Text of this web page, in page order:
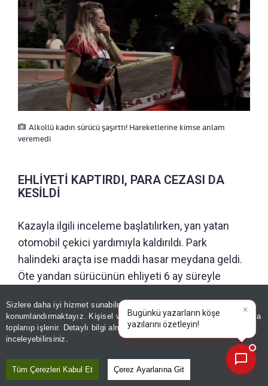
Sizlere daha iyi hizmet sunabilmek adına sitemizde
konumlandırmaktayız. Kişisel verileriniz, KVKK ve GDPR kapsamında
toplanıp işlenir. Detaylı bilgi almak içinAydınlatma Metnimizi
inceleyebilirsiniz.
Tüm Çerezleri Kabul Et Çerez Ayarlarına Git
Alkollü kadın sürücü şaşırttı! Hareketlerine kimse anlam
veremedi
EHLİYETİ KAPTIRDI, PARA CEZASI DA
KESİLDİ
Kazayla ilgili inceleme başlatılırken, yan yatan
otomobil çekici yardımıyla kaldırıldı. Park
halindeki araçta ise maddi hasar meydana geldi.
Öte yandan sürücünün ehliyeti 6 ay süreyle
ÖNERİLEN HABERLER
YAŞAM
Yalova'da ilginç görüntü! Park
×
Bugünkü yazarların köşe
yazılarını özetleyin!